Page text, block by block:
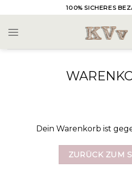
to
content
100% SICHERES
Dein Warenkorb ist
ZURÜCK ZUM